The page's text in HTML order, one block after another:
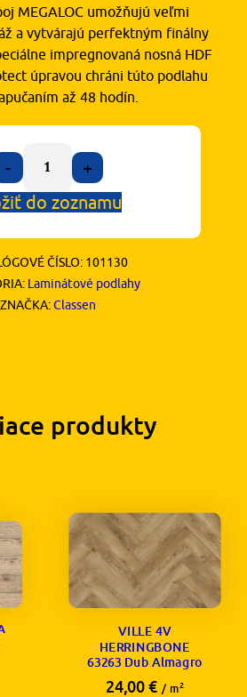
MEGALOC umožňujú veľmi
a vytvárajú perfektným finálny
impregnovaná nosná HDF
úpravou chráni túto podlahu
až 48 hodín.
-
+
do zoznamu
ČÍSLO: 101130
Laminátové podlahy
ZNAČKA:Classen
produkty
VILLE 4V
HERRINGBONE
63263 Dub Almagro
24,00€ / m2